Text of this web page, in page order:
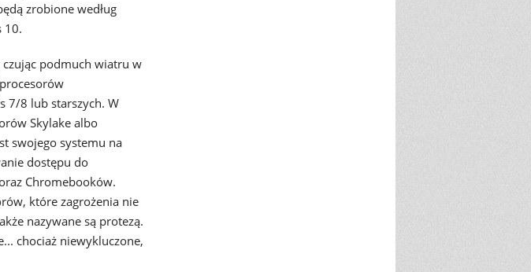
zrobione według
10.
podmuch wiatru w
7/8 lub starszych. W
Skylake albo
swojego systemu na
dostępu do
Chromebooków.
które zagrożenia nie
nazywane są protezą.
chociaż niewykluczone,